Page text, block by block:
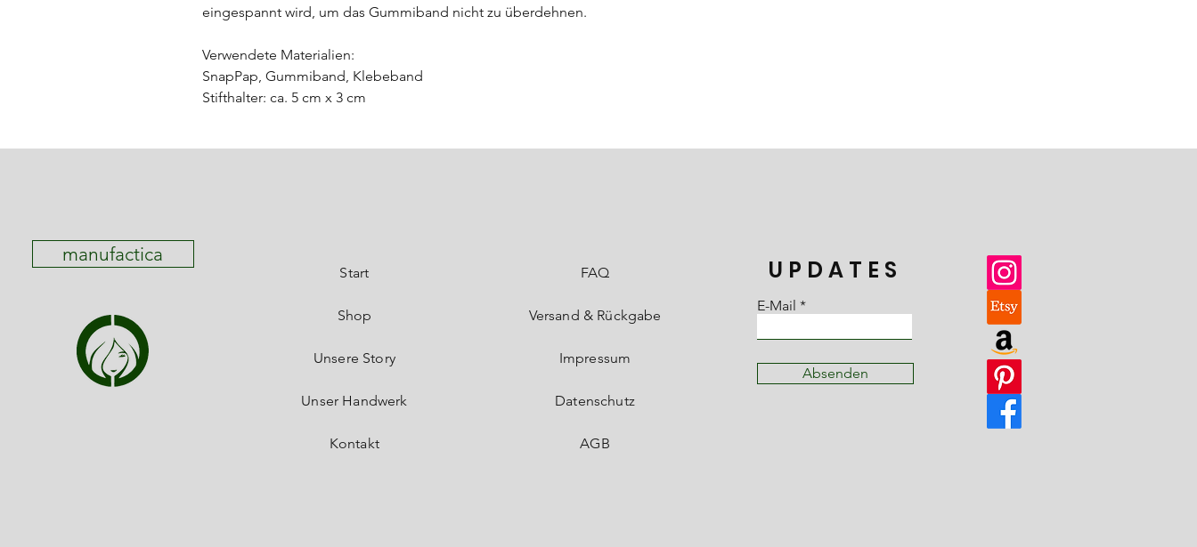
eingespannt wird, um das Gummiband nicht zu überdehnen.
Verwendete Materialien:
SnapPap, Gummiband, Klebeband
Stifthalter: ca. 5 cm x 3 cm
manufactica
Start
Shop
Unsere Story
Unser Handwerk
Kontakt
FAQ
Versand & Rückgabe
Impressum
Datenschutz
AGB
UPDATES
E-Mail
Absenden